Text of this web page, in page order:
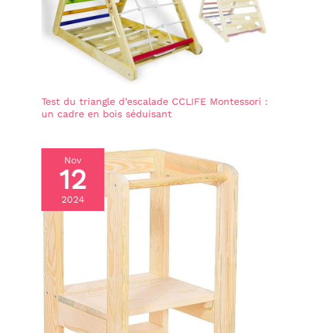
Test du triangle d’escalade CCLIFE Montessori :
un cadre en bois séduisant
Nov
12
2024